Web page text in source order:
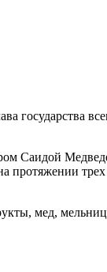
государства
Саидой
протяжении
мед,